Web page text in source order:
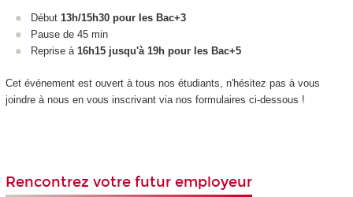
Début 13h/15h30 pour les Bac+3
Pause de 45 min
Reprise à 16h15 jusqu'à 19h pour les Bac+5
Cet événement est ouvert à tous nos étudiants, n'hésitez pas à vous
joindre à nous en vous inscrivant via nos formulaires ci-dessous !
Rencontrez votre futur employeur